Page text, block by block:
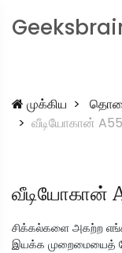
முக்கிய
வீடியோகான்
வீடியோகான்
சிக்கல்களை அகற்ற
இயக்க முறைமையைத்